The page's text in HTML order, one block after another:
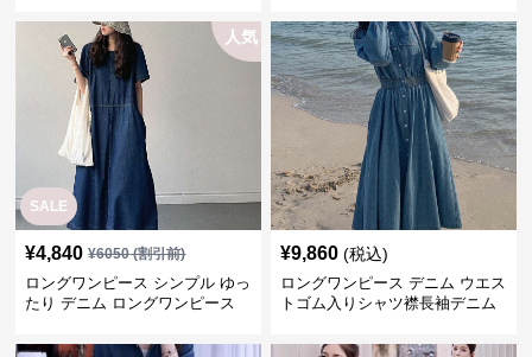
SALE
人気
¥4,840 ¥6050(割引前)
ロングワンピース シンプル ゆっ
たり デニム ロングワンピース
¥9,860 (税込)
ロングワンピース デニム ウエス
トゴム入りシャツ襟長袖デニム